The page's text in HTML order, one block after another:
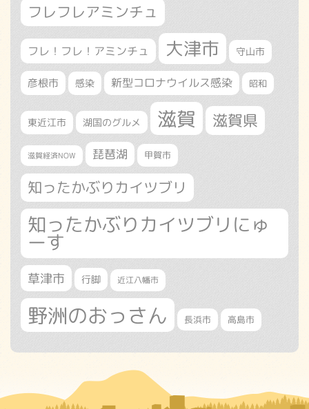
フレフレアミンチュ
フレ！フレ！アミンチュ 大津市 守山市
彦根市 感染 新型コロナウイルス感染 昭和
東近江市 湖国のグルメ 滋賀 滋賀県
滋賀経済NOW 琵琶湖 甲賀市
知ったかぶりカイツブリ
知ったかぶりカイツブリにゅ
ーす
草津市 行脚 近江八幡市
野洲のおっさん 長浜市 高島市